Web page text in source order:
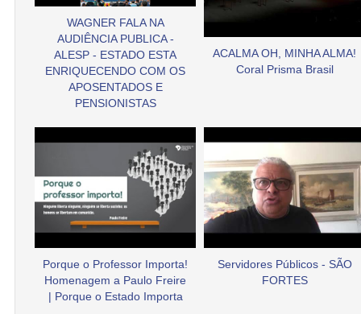
WAGNER FALA NA
AUDIÊNCIA PUBLICA -
ALESP - ESTADO ESTA
ENRIQUECENDO COM OS
APOSENTADOS E
PENSIONISTAS
ACALMA OH, MINHA ALMA!
Coral Prisma Brasil
Porque o Professor Importa!
Homenagem a Paulo Freire
| Porque o Estado Importa
Servidores Públicos - SÃO
FORTES